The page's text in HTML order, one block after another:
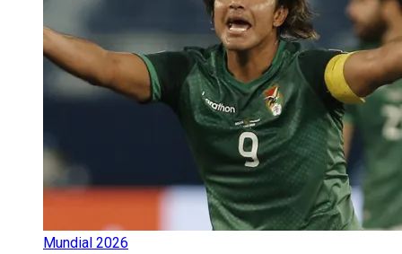
Mundial 2026